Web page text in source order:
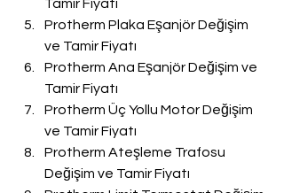
Tamir Fiyatı
Protherm Plaka Eşanjör Değişim
ve Tamir Fiyatı
Protherm Ana Eşanjör Değişim ve
Tamir Fiyatı
Protherm Üç Yollu Motor Değişim
ve Tamir Fiyatı
Protherm Ateşleme Trafosu
Değişim ve Tamir Fiyatı